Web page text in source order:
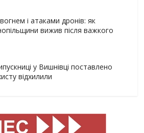
і атаками дронів: як
вижив після важкого
у Вишнівці поставлено
відхилили